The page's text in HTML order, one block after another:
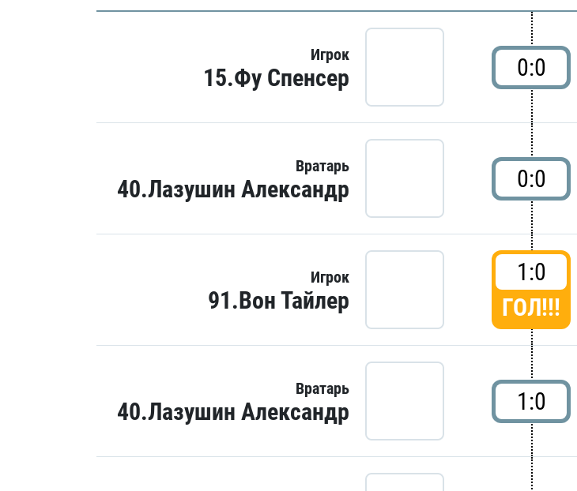
Игрок
15.Фу Спенсер 0:0
Вратарь
40.Лазушин Александр 0:0
Игрок
91.Вон Тайлер
1:0
ГОЛ!!!
Вратарь
40.Лазушин Александр 1:0